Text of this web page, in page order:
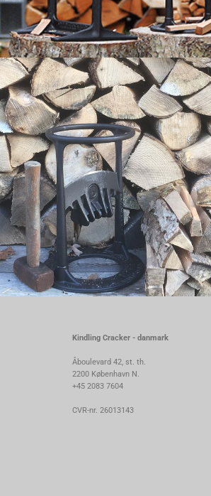
Kindling Cracker - danmark
Åboulevard 42, st. th.
2200 København N.
+45 2083 7604
CVR-nr. 26013143